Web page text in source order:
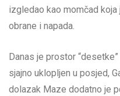
izgledao kao momčad
obrane i napada.
Danas je prostor
sjajno uklopljen u posjed,
dolazak Maze dodatno je